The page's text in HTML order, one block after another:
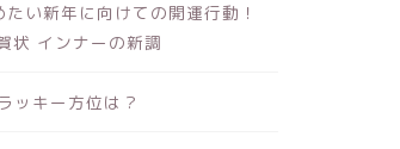
たい新年に向けての開運行動！
状 インナーの新調
ッキー方位は？